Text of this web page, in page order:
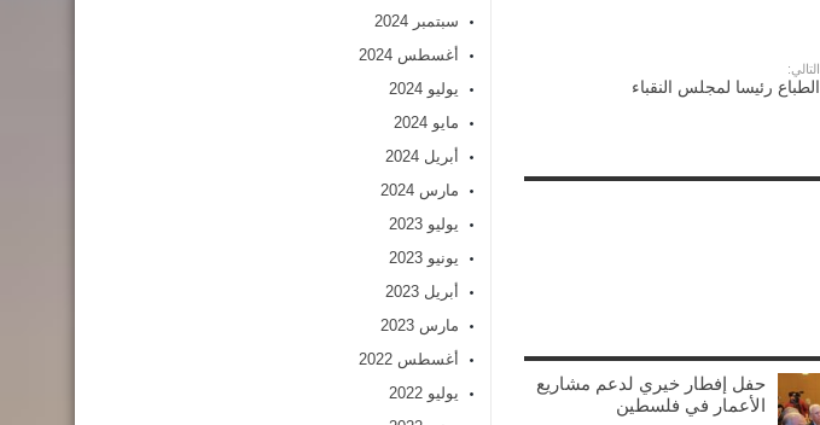
التالي:
الطباع رئيسا لمجلس النقباء
حفل إفطار خيري لدعم مشاريع
الأعمار في فلسطين
سبتمبر 2024
أغسطس 2024
يوليو 2024
مايو 2024
أبريل 2024
مارس 2024
يوليو 2023
يونيو 2023
أبريل 2023
مارس 2023
أغسطس 2022
يوليو 2022